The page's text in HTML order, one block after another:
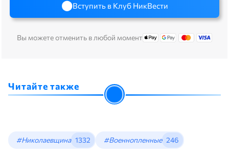
Вступить в Клуб НикВести
Вы можете отменить в любой момент
Читайте также
#Николаевщина 1332 #Военнопленные 246